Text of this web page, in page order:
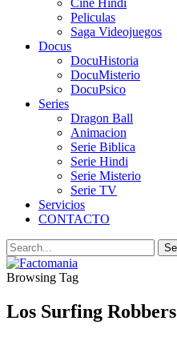
Cine Hindi
Peliculas
Saga Videojuegos
Docus
DocuHistoria
DocuMisterio
DocuPsico
Series
Dragon Ball
Animacion
Serie Biblica
Serie Hindi
Serie Misterio
Serie TV
Servicios
CONTACTO
Browsing Tag
Los Surfing Robbers